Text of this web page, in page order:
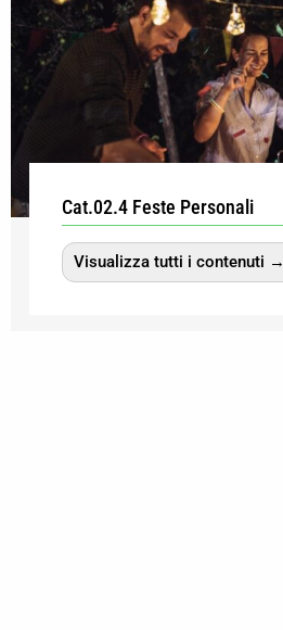
Cat.02.4 Feste Personali
Visualizza tutti i contenuti →